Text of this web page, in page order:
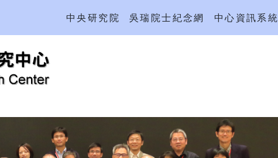
中央研究院 吳瑞院士紀念網 中心資訊系統